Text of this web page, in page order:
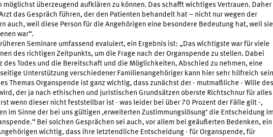
möglichst überzeugend aufklären zu können. Das schafft wichtiges Vertrauen. Daher
das Gespräch führen, der den Patienten behandelt hat – nicht nur wegen der
auch, weil diese Person für die Angehörigen eine besondere Bedeutung hat, weil sie
war“.
Seminare umfassend evaluiert, ein Ergebnis ist: „Das wichtigste war für viele
des richtigen Zeitpunkts, um die Frage nach der Organspende zu stellen. Dabei
des Todes und die Bereitschaft und die Möglichkeiten, Abschied zu nehmen, eine
Unterstützung verschiedener Familienangehöriger kann hier sehr hilfreich
Themas Organspende ist ganz wichtig, dass zunächst der - mutmaßliche - Wille des
der ja nach ethischen und juristischen Grundsätzen oberste Richtschnur für alles
wenn dieser nicht feststellbar ist - was leider bei über 70 Prozent der Fälle gilt -,
im Sinne der bei uns gültigen ‚erweiterten Zustimmungslösung’ die Entscheidung im
Bei solchen Gesprächen sei auch, vor allem bei geäußerten Bedenken, ein
wichtig, dass ihre letztendliche Entscheidung - für Organspende, für